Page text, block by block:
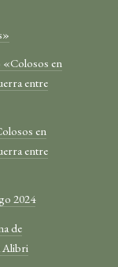
«Colosos en
entre
en
entre
2024
de
Alibri